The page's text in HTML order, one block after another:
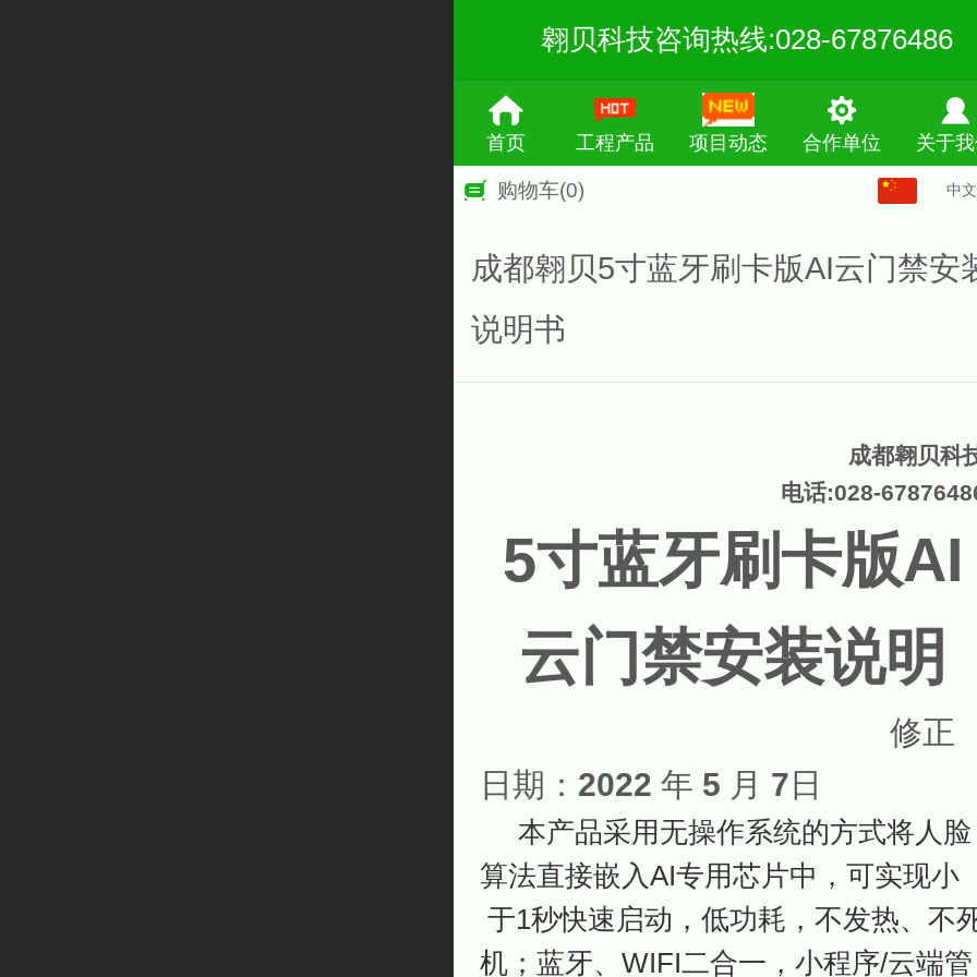
翱贝科技咨询热线:028-67876486
首页 工程产品 项目动态 合作单位 关于
购物车(0) 中文
成都翱贝5寸蓝牙刷卡版AI云门禁安
说明书
成都翱贝科
电话:028-
5寸蓝牙刷卡版AI
云门禁安装说明
修正
日期： 2022 年 5 月 7 日
本产品采用无操作系统的方式将人脸
算法直接嵌入AI专用芯片中，可实现小
于1秒快速启动，低功耗，不发热、不
机；蓝牙、 WIFI二合一，小程序/云端管